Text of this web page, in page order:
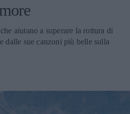
aiutano a superare la rottura di
dalle sue canzoni più belle sulla